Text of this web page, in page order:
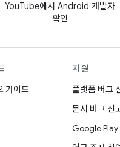
YouTube에서 Android 개발자
확인
가이드
지원
플랫폼 버그
문서 버그 신
Google